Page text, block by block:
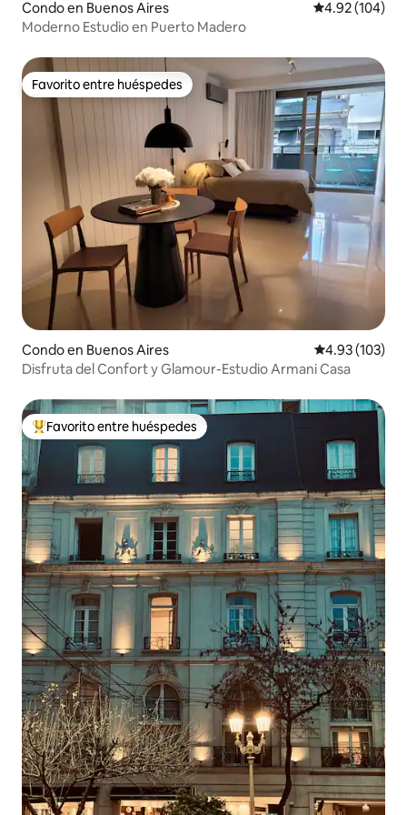
Condo en Buenos Aires Calificación
4.92 (104)
Moderno Estudio en Puerto Madero
Favorito entre huéspedes
Favorito entre huéspedes
Condo en Buenos Aires Calificación
4.93 (103)
Disfruta del Confort y Glamour-Estudio Armani Casa
Favorito entre huéspedes preferido
Favorito entre huéspedes